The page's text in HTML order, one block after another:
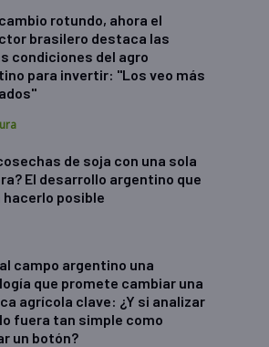
rotundo, ahora el
brasilero destaca las
condiciones del agro
para invertir: "Los veo más
de soja con una sola
El desarrollo argentino que
hacerlo posible
campo argentino una
que promete cambiar una
agrícola clave: ¿Y si analizar
fuera tan simple como
un botón?